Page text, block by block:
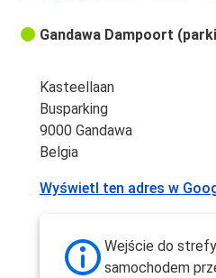
Gandawa Dampoort
Kasteellaan
Busparking
9000 Gandawa
Belgia
Wyświetl ten adres w
Wejście do
samochodem